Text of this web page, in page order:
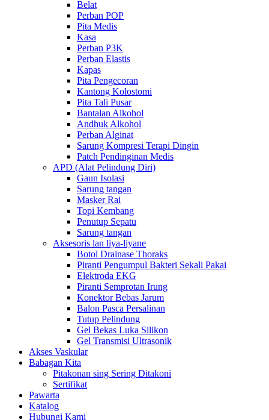
Belat
Perban POP
Pita Medis
Kasa
Perban P3K
Perban Elastis
Kapas
Pita Pengecoran
Kantong Kolostomi
Pita Tali Pusar
Bantalan Alkohol
Andhuk Alkohol
Perban Alginat
Sarung Kompresi Terapi Dingin
Patch Pendinginan Medis
APD (Alat Pelindung Diri)
Gaun Isolasi
Sarung tangan
Masker Rai
Topi Kembang
Penutup Sepatu
Sarung tangan
Aksesoris lan liya-liyane
Botol Drainase Thoraks
Piranti Pengumpul Bakteri Sekali Pakai
Elektroda EKG
Piranti Semprotan Irung
Konektor Bebas Jarum
Balon Pasca Persalinan
Tutup Pelindung
Gel Bekas Luka Silikon
Gel Transmisi Ultrasonik
Akses Vaskular
Babagan Kita
Pitakonan sing Sering Ditakoni
Sertifikat
Pawarta
Katalog
Hubungi Kami